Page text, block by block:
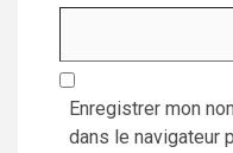
Enregistrer mon
dans le navigateur